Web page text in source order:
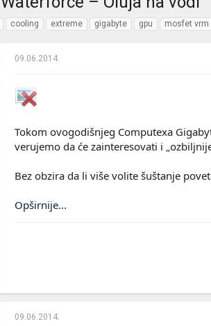
cooling extreme gigabyte gpu mosfet vrm
09.06.2014.
Tokom ovogodišnjeg Computexa
verujemo da će zainteresovati i
Bez obzira da li više volite šuštanje
Opširnije...
09.06.2014.